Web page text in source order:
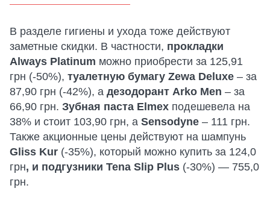
В разделе гигиены и ухода тоже действуют
заметные скидки. В частности, прокладки
Always Platinum можно приобрести за 125,91
грн (-50%), туалетную бумагу Zewa Deluxe – за
87,90 грн (-42%), а дезодорант Arko Men – за
66,90 грн. Зубная паста Elmex подешевела на
38% и стоит 103,90 грн, а Sensodyne – 111 грн.
Также акционные цены действуют на шампунь
Gliss Kur (-35%), который можно купить за 124,0
грн, и подгузники Tena Slip Plus (-30%) — 755,0
грн.